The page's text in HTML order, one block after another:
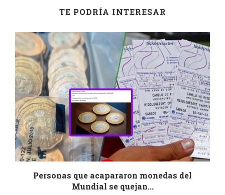
TE PODRÍA INTERESAR
Personas que acapararon monedas del
Mundial se quejan...